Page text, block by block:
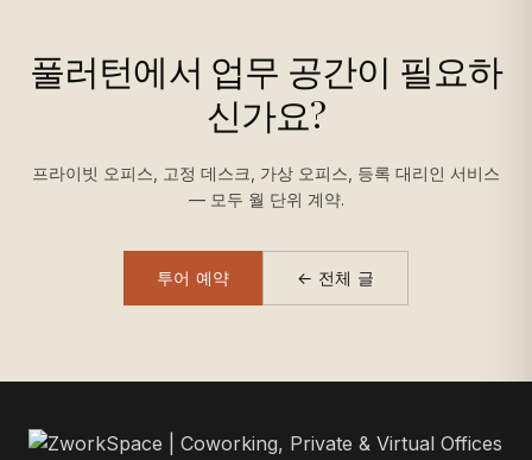
풀러턴에서 업무 공간이 필요하
신가요?
프라이빗 오피스, 고정 데스크, 가상 오피스, 등록 대리인 서비스
— 모두 월 단위 계약.
투어 예약 ← 전체 글